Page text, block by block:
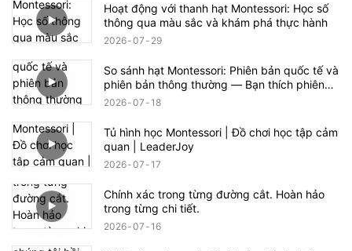
Hoạt động với thanh hạt Montessori: Học số
thông qua màu sắc và khám phá thực hành
2026 07 29
So sánh hạt Montessori: Phiên bản quốc tế và
phiên bản thông thường — Bạn thích phiên
bản nào hơn?
2026 07 18
Tủ hình học Montessori | Đồ chơi học tập cảm
quan | LeaderJoy
2026 07 17
Chính xác trong từng đường cắt. Hoàn hảo
trong từng chi tiết.
2026 07 16